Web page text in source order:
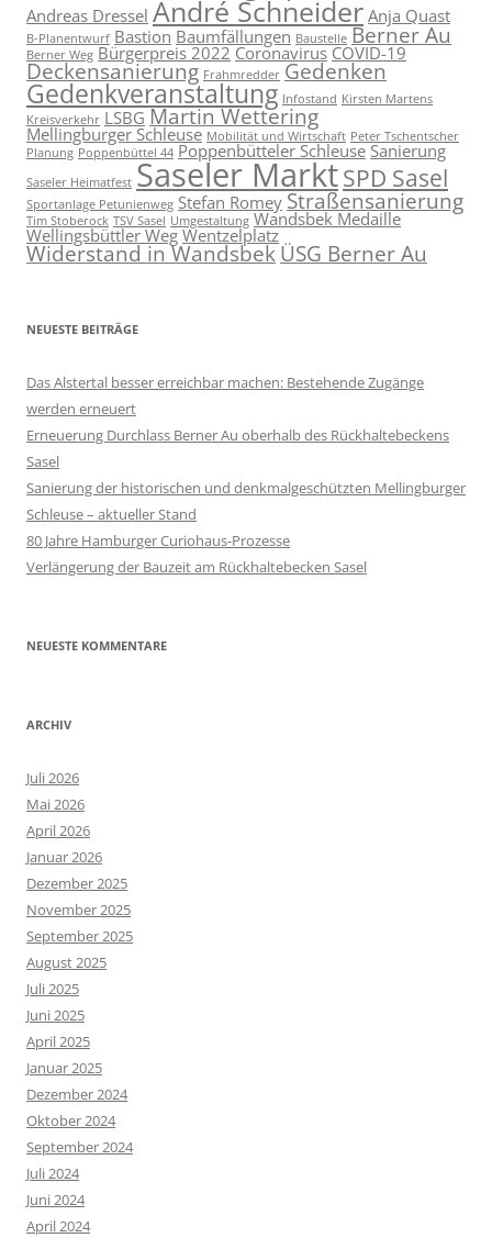
Andreas Dressel André SchneiderAnja Quast
B-Planentwurf Bastion Baumfällungen Baustelle Berner Au
Berner Weg Bürgerpreis 2022CoronavirusCOVID-19
Deckensanierung Frahmredder Gedenken
Gedenkveranstaltung Infostand Kirsten Martens
Kreisverkehr LSBG Martin Wettering
Mellingburger Schleuse Mobilität und Wirtschaft Peter Tschentscher
Planung Poppenbüttel 44 Poppenbütteler SchleuseSanierung
Saseler Heimatfest Saseler MarktSPD Sasel
Sportanlage Petunienweg Stefan Romey Straßensanierung
Tim Stoberock TSV Sasel Umgestaltung Wandsbek Medaille
Wellingsbüttler WegWentzelplatz
Widerstand in Wandsbek ÜSG Berner Au
NEUESTE BEITRÄGE
Das Alstertal besser erreichbar machen: Bestehende Zugänge
werden erneuert
Erneuerung Durchlass Berner Au oberhalb des Rückhalte­beckens
Sasel
Sanierung der historischen und denkmalgeschützten Mellingburger
Schleuse – aktueller Stand
80 Jahre Hamburger Curiohaus-Prozesse
Verlängerung der Bauzeit am Rückhaltebecken Sasel
NEUESTE KOMMENTARE
ARCHIV
Juli 2026
Mai 2026
April 2026
Januar 2026
Dezember 2025
November 2025
September 2025
August 2025
Juli 2025
Juni 2025
April 2025
Januar 2025
Dezember 2024
Oktober 2024
September 2024
Juli 2024
Juni 2024
April 2024